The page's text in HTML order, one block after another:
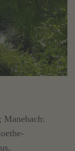
Manebach: